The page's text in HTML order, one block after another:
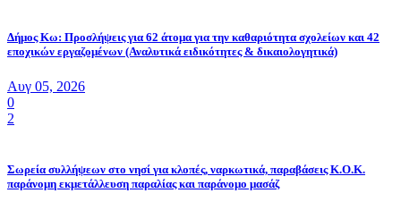
Δήμος Κω: Προσλήψεις για 62 άτομα για την καθαριότητα σχολείων και 42
εποχικών εργαζομένων (Αναλυτικά ειδικότητες & δικαιολογητικά)
Αυγ 05, 2026
0
2
Σωρεία συλλήψεων στο νησί για κλοπές, ναρκωτικά, παραβάσεις Κ.Ο.Κ.
παράνομη εκμετάλλευση παραλίας και παράνομο μασάζ